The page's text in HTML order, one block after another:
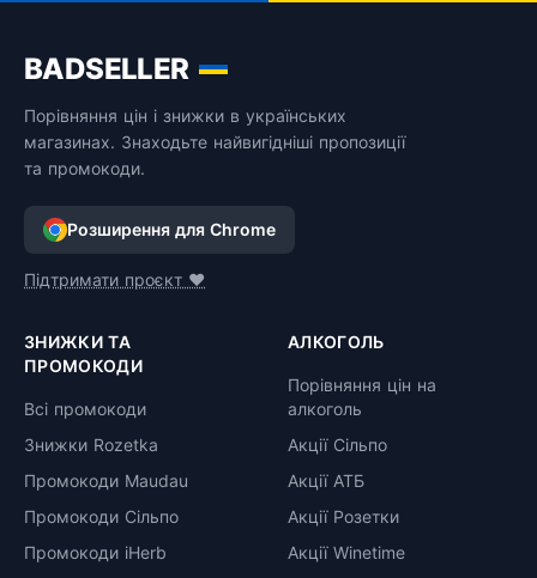
BADSELLER
Порівняння цін і знижки в українських
магазинах. Знаходьте найвигідніші пропозиції
та промокоди.
Розширення для Chrome
Підтримати проєкт ❤️
ЗНИЖКИ ТА
ПРОМОКОДИ
Всі промокоди
Знижки Rozetka
Промокоди Maudau
Промокоди Сільпо
Промокоди iHerb
АЛКОГОЛЬ
Порівняння цін на
алкоголь
Акції Сільпо
Акції АТБ
Акції Розетки
Акції Winetime